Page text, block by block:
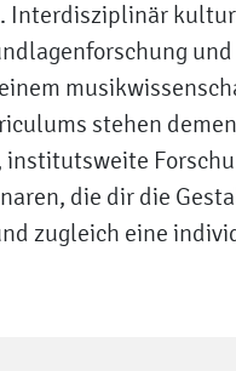
Interdisziplinär
stehen
die dir die
zugleich eine